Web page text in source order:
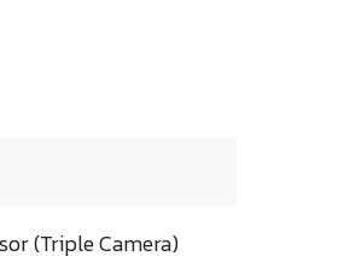
(Triple Camera)